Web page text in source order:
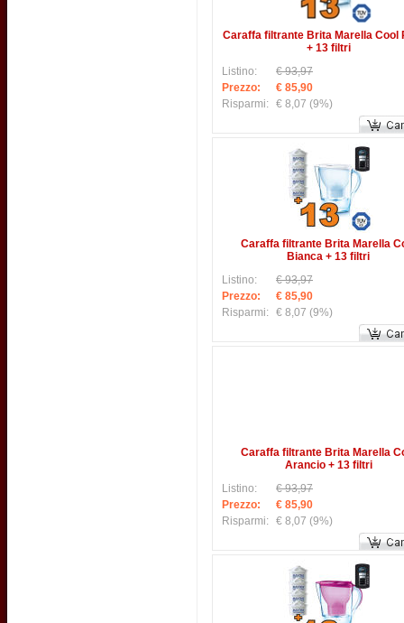
Caraffa filtrante Brita Marella Cool
+ 13 filtri
Listino:
€ 93,97
Prezzo:
€ 85,90
Risparmi: € 8,07 (9%)
Caraffa filtrante Brita Marella
Bianca + 13 filtri
Listino:
€ 93,97
Prezzo:
€ 85,90
Risparmi: € 8,07 (9%)
Caraffa filtrante Brita Marella
Arancio + 13 filtri
Listino:
€ 93,97
Prezzo:
€ 85,90
Risparmi: € 8,07 (9%)